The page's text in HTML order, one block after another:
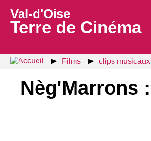
Val-d'Oise
Terre de Cinéma
Films clips musicaux
Nèg'Marrons